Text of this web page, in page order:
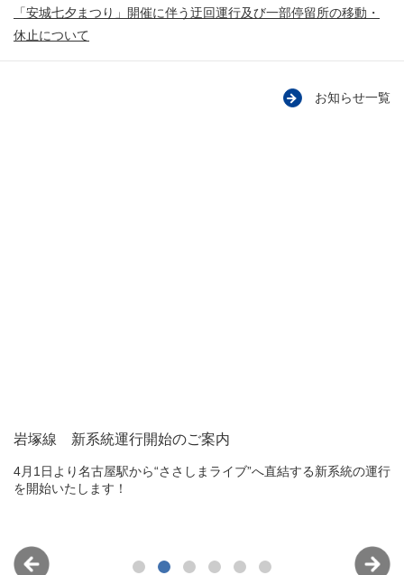
「安城七夕まつり」開催に伴う迂回運行及び一部停留所の移動・
休止について
お知らせ一覧
岩塚線 新系統運行開始のご案内
4月1日より名古屋駅から“ささしまライブ”へ直結する新系統の運行
を開始いたします！